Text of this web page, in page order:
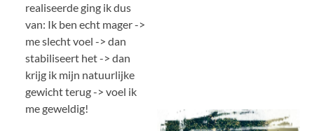
realiseerde ging ik dus
van: Ik ben echt mager ->
me slecht voel -> dan
stabiliseert het -> dan
krijg ik mijn natuurlijke
gewicht terug -> voel ik
me geweldig!